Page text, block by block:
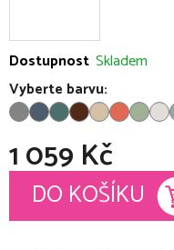
Dostupnost Skladem
Vyberte barvu:
1 059 Kč
Měrná cena:
DO KOŠÍKU